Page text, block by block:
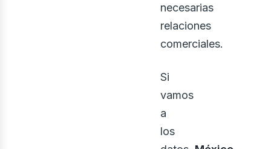
necesarias
relaciones
comerciales.
Si
vamos
a
los